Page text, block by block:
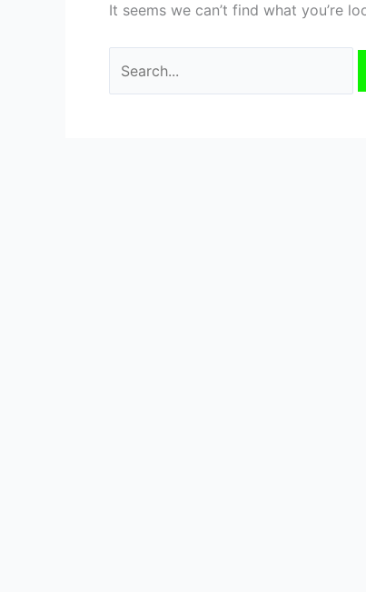
It seems we can’t find what you’re